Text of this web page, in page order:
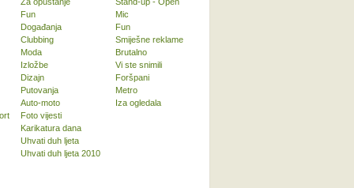
Fun
Događanja
Clubbing
Moda
Izložbe
Dizajn
Putovanja
Auto-moto
Foto vijesti
Karikatura dana
Uhvati duh ljeta
Uhvati duh ljeta 2010
Mic
Fun
Smiješne reklame
Brutalno
Vi ste snimili
Foršpani
Metro
Iza ogledala